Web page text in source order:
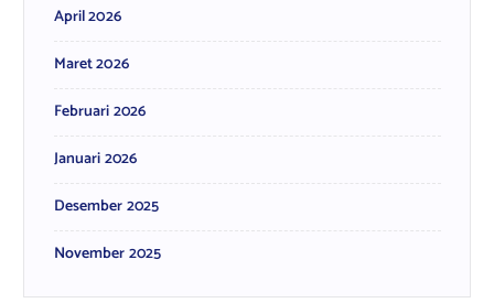
April 2026
Maret 2026
Februari 2026
Januari 2026
Desember 2025
November 2025